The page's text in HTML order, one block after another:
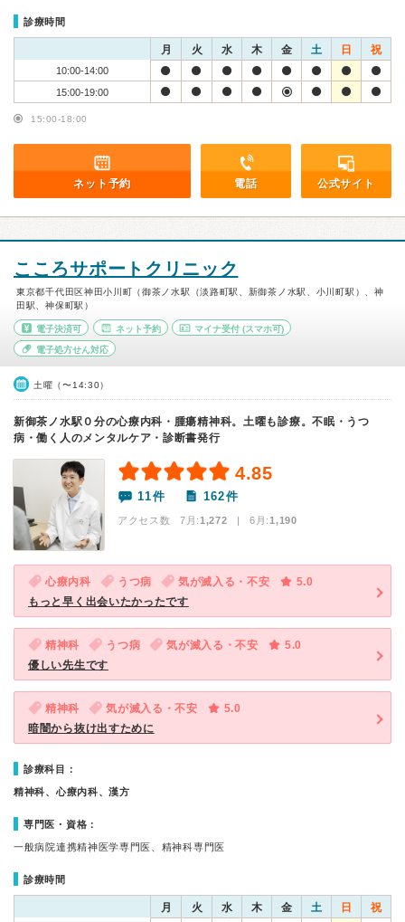
診療時間
月 火 水 木 金 土 日 祝
10:00-14:00
15:00-19:00
15:00-18:00
ネット予約 電話 公式サイト
こころサポートクリニック
東京都千代田区神田小川町（御茶ノ水駅（淡路町駅、新御茶ノ水駅、小川町駅）、神
田駅、神保町駅）
電子決済可 ネット予約 マイナ受付 (スマホ可)
電子処方せん対応
土曜（〜14:30）
新御茶ノ水駅０分の心療内科・腫瘍精神科。土曜も診療。不眠・うつ
病・働く人のメンタルケア・診断書発行
4.85
11件 162件
アクセス数 7月:1,272 | 6月:1,190
心療内科 うつ病 気が滅入る・不安
5.0
もっと早く出会いたかったです
精神科 うつ病 気が滅入る・不安
5.0
優しい先生です
精神科 気が滅入る・不安
5.0
暗闇から抜け出すために
診療科目：
精神科、心療内科、漢方
専門医・資格：
一般病院連携精神医学専門医、精神科専門医
診療時間
月 火 水 木 金 土 日 祝